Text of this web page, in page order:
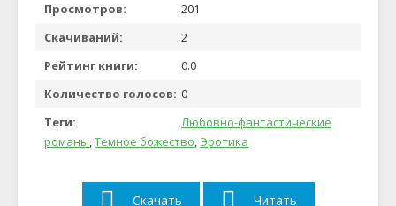
Просмотров:
201
Скачиваний:
2
Рейтинг книги:
0.0
Количество голосов: 0
Теги:
Любовно-фантастические
романы,Темное божество, Эротика
Скачать Читать